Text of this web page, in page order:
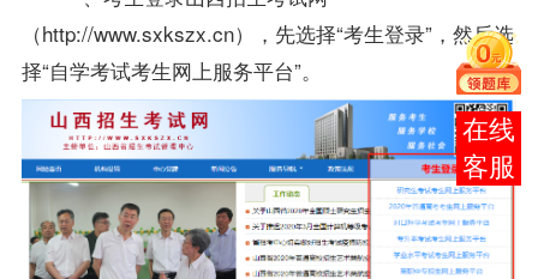
（http://www.sxkszx.cn），先选择“考生登录”，然后选
择“自学考试考生网上服务平台”。
报考
咨询